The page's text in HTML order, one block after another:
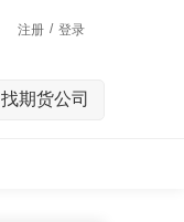
注册 / 登录
找期货公司